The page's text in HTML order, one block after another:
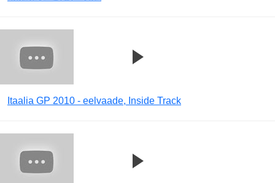
Itaalia GP 2010 - eelvaade, Inside Track